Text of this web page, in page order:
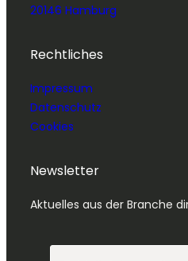
20146 Hamburg
Rechtliches
Impressum
Datenschutz
Cookies
Newsletter
Aktuelles aus der Branche